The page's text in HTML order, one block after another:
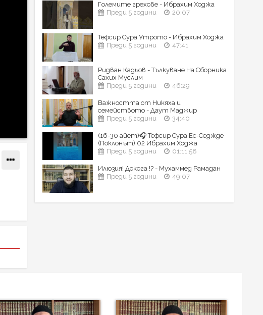
Големите грехове - Ибрахим Ходжа
Преди 5 години
20:07
Тефсир Сура Утрото - Ибрахим Ходжа
Преди 5 години
47:41
Ридван Кадьов - Тълкуване На Сборника
Сахих Муслим
Преди 5 години
46:29
Важността от Никяха и
семейството - Даут Маджир
Преди 5 години
34:40
(16-30 айет)🎧 Тефсир Сура Ес-Седжде
(Поклонът) 02 Ибрахим Ходжа
Преди 5 години
01:11:58
Илюзия! Докога !? - Мухаммед Рамадан
Преди 5 години
49:07